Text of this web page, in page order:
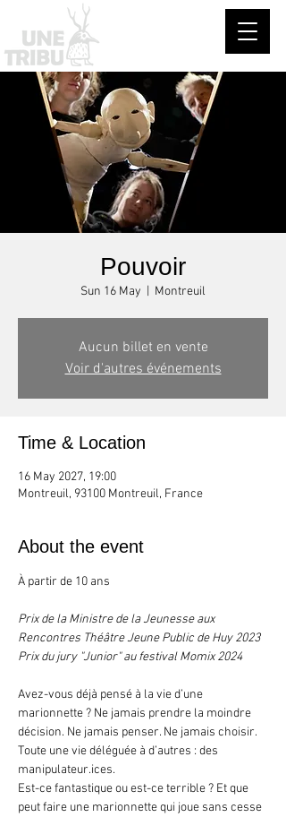
Pouvoir
Sun 16 May Montreuil
Aucun billet en vente
Voir d'autres événements
Time & Location
16 May 2027, 19:00
Montreuil, 93100 Montreuil, France
About the event
À partir de 10 ans
Prix de la Ministre de la Jeunesse aux
Rencontres Théâtre Jeune Public de Huy 2023
Prix du jury "Junior" au festival Momix 2024
Avez-vous déjà pensé à la vie d’une
marionnette ? Ne jamais prendre la moindre
décision. Ne jamais penser. Ne jamais choisir.
Toute une vie déléguée à d’autres : des
manipulateur.ices.
Est-ce fantastique ou est-ce terrible ? Et que
peut faire une marionnette qui joue sans cesse